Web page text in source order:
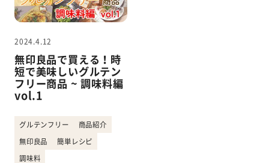
2024.4.12
無印良品で買える！時
短で美味しいグルテン
フリー商品 ~ 調味料編
vol.1
グルテンフリー 商品紹介
無印良品 簡単レシピ
調味料